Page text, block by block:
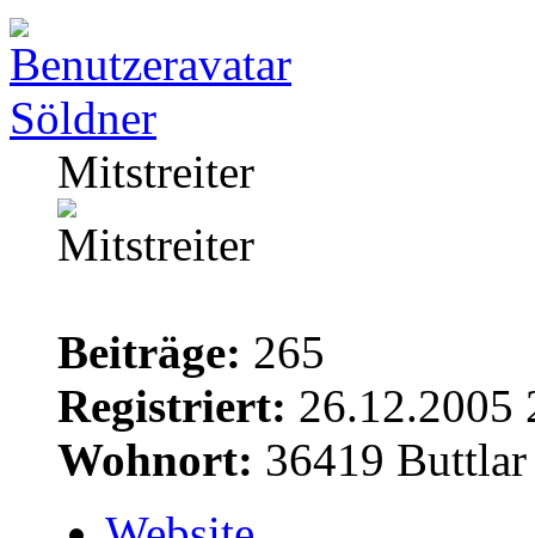
Söldner
Mitstreiter
Beiträge: 265
Registriert: 26.12.2005
Wohnort: 36419 Buttlar